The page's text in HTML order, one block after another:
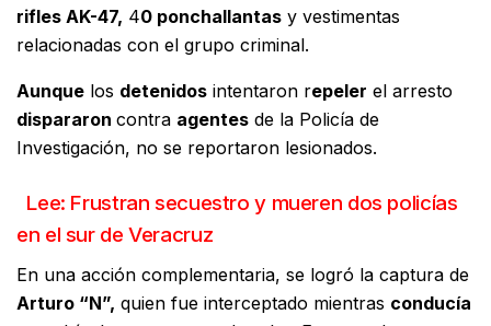
rifles AK-47, 40 ponchallantas y vestimentas
relacionadas con el grupo criminal.
Aunque los detenidos intentaron repeler el arresto
dispararon contra agentes de la Policía de
Investigación, no se reportaron lesionados.
Lee: Frustran secuestro y mueren dos policías
en el sur de Veracruz
En una acción complementaria, se logró la captura de
Arturo “N”, quien fue interceptado mientras conducía